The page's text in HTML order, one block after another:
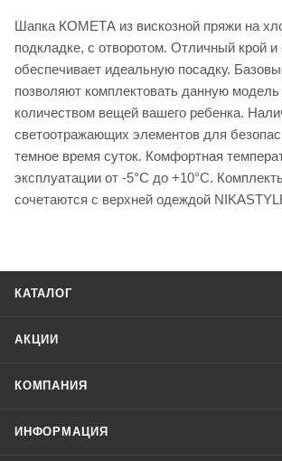
Шапка КОМЕТА из вискозной пряжи на
подкладке, с отворотом. Отличный крой и
обеспечивает идеальную посадку.
позволяют комплектовать данную
количеством вещей вашего ребенка.
светоотражающих элементов для
темное время суток. Комфортная
эксплуатации от -5°С до +10°С.
сочетаются с верхней одеждой
КАТАЛОГ
АКЦИИ
КОМПАНИЯ
ИНФОРМАЦИЯ